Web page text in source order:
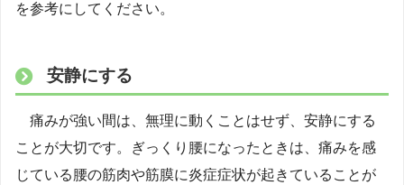
を参考にしてください。
安静にする
痛みが強い間は、無理に動くことはせず、安静にする
ことが大切です。ぎっくり腰になったときは、痛みを感
じている腰の筋肉や筋膜に炎症症状が起きていることが